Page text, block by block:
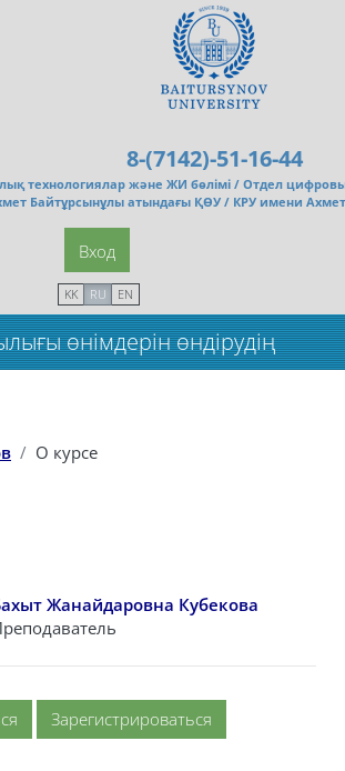
8-(7142)-51-16-44
технологиялар және ЖИ бөлімі / Отдел
Байтұрсынұлы атындағы ҚӨУ / КРУ имени
Вход
KK RU EN
өнімдерін өндірудің
О курсе
Жанайдаровна Кубекова
Зарегистрироваться